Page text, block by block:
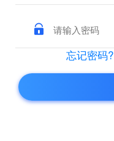
忘记密码?